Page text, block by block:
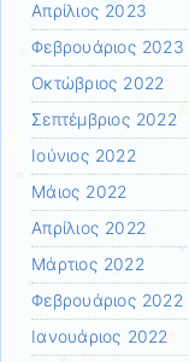
Απρίλιος 2023
Φεβρουάριος 2023
Οκτώβριος 2022
Σεπτέμβριος 2022
Ιούνιος 2022
Μάιος 2022
Απρίλιος 2022
Μάρτιος 2022
Φεβρουάριος 2022
Ιανουάριος 2022